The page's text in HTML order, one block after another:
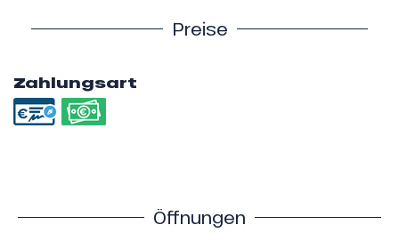
Preise
Zahlungsart
Öffnungen